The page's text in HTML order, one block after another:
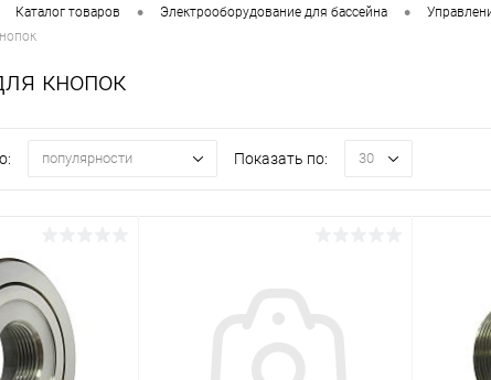
Каталог товаров • Электрооборудование для бассейна •
кнопок
популярности Показать по: 30